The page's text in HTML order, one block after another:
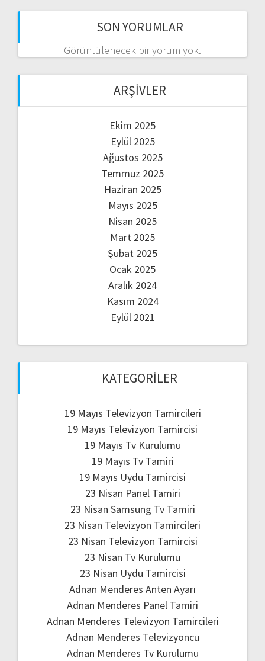
SON YORUMLAR
Görüntülenecek bir yorum yok.
ARŞIVLER
Ekim 2025
Eylül 2025
Ağustos 2025
Temmuz 2025
Haziran 2025
Mayıs 2025
Nisan 2025
Mart 2025
Şubat 2025
Ocak 2025
Aralık 2024
Kasım 2024
Eylül 2021
KATEGORILER
19 Mayıs Televizyon Tamircileri
19 Mayıs Televizyon Tamircisi
19 Mayıs Tv Kurulumu
19 Mayıs Tv Tamiri
19 Mayıs Uydu Tamircisi
23 Nisan Panel Tamiri
23 Nisan Samsung Tv Tamiri
23 Nisan Televizyon Tamircileri
23 Nisan Televizyon Tamircisi
23 Nisan Tv Kurulumu
23 Nisan Uydu Tamircisi
Adnan Menderes Anten Ayarı
Adnan Menderes Panel Tamiri
Adnan Menderes Televizyon Tamircileri
Adnan Menderes Televizyoncu
Adnan Menderes Tv Kurulumu